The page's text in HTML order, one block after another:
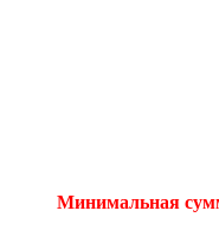
Минимальная